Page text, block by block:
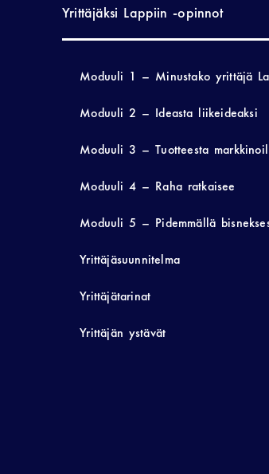
Yrittäjäksi Lappiin -opinnot
Moduuli 1 – Minustako yrittäjä
Moduuli 2 – Ideasta liikeideaksi
Moduuli 3 – Tuotteesta
Moduuli 4 – Raha ratkaisee
Moduuli 5 – Pidemmällä
Yrittäjäsuunnitelma
Yrittäjätarinat
Yrittäjän ystävät